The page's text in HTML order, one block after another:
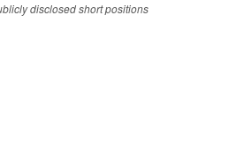
disclosed short positions